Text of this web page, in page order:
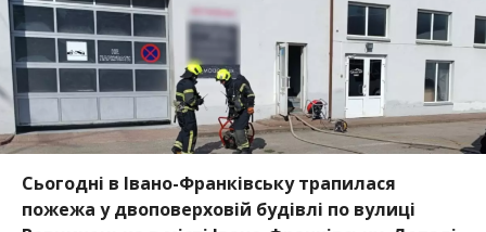
Сьогодні в Івано-Франківську трапилася
пожежа у двоповерховій будівлі по вулиці